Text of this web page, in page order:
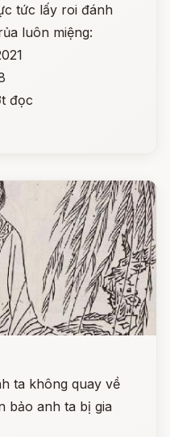
tức lấy roi đánh
luôn miệng:
đọc
ta không quay về
bảo anh ta bị gia